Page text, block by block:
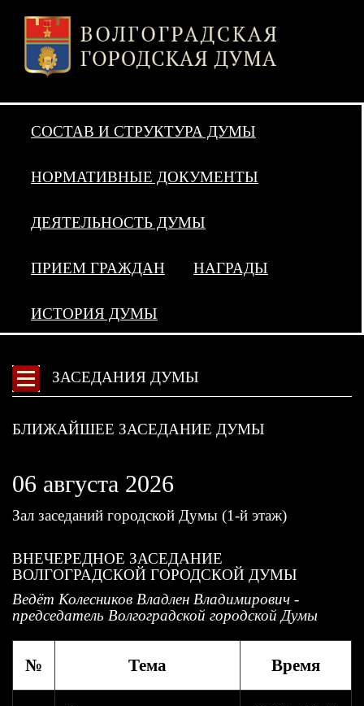
СОСТАВ И СТРУКТУРА ДУМЫ
НОРМАТИВНЫЕ ДОКУМЕНТЫ
ДЕЯТЕЛЬНОСТЬ ДУМЫ
ПРИЕМ ГРАЖДАН НАГРАДЫ
ИСТОРИЯ ДУМЫ
ЗАСЕДАНИЯ ДУМЫ
БЛИЖАЙШЕЕ ЗАСЕДАНИЕ ДУМЫ
06 августа 2026
Зал заседаний городской Думы (1-й этаж)
ВНЕЧЕРЕДНОЕ ЗАСЕДАНИЕ
ВОЛГОГРАДСКОЙ ГОРОДСКОЙ ДУМЫ
Ведёт Колесников Владлен Владимирович -
председатель Волгоградской городской Думы
№ Тема Время